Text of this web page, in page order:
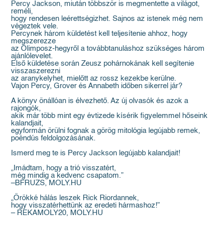
Percy Jackson, miután többször is megmentette a világot,
reméli,
hogy rendesen leérettségizhet. Sajnos az istenek még nem
végeztek vele.
Percynek három küldetést kell teljesítenie ahhoz, hogy
megszerezze
az Olimposz-hegyről a továbbtanuláshoz szükséges három
ajánlólevelet.
Első küldetése során Zeusz pohárnokának kell segítenie
visszaszerezni
az aranykelyhet, mielőtt az rossz kezekbe kerülne.
Vajon Percy, Grover és Annabeth időben sikerrel jár?
A könyv önállóan is élvezhető. Az új olvasók és azok a
rajongók,
akik már több mint egy évtizede kísérik figyelemmel hőseink
kalandjait,
egyformán örülni fognak a görög mitológia legújabb remek,
poéndús feldolgozásának.
Ismerd meg te is Percy Jackson legújabb kalandjait!
„Imádtam, hogy a trió visszatért,
még mindig a kedvenc csapatom.”
–BFRUZS, MOLY.HU
„Örökké hálás leszek Rick Riordannek,
hogy visszatérhettünk az eredeti hármashoz!”
– REKAMOLY20, MOLY.HU